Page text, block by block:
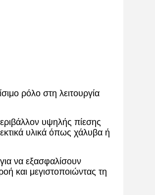
ρόλο στη λειτουργία
υψηλής πίεσης
υλικά όπως χάλυβα ή
να εξασφαλίσουν
και μεγιστοποιώντας τη